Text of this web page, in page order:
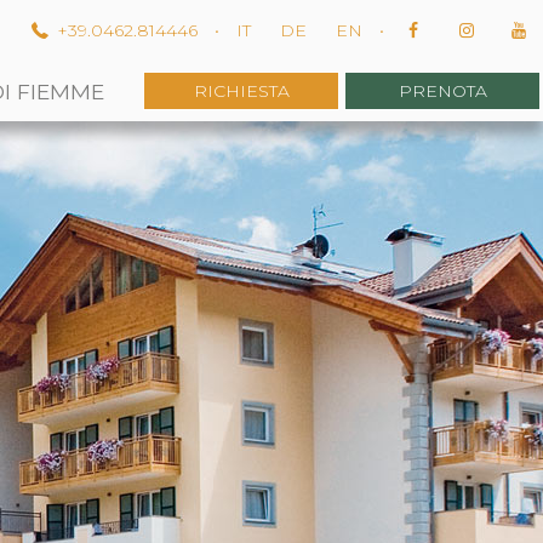
+39.0462.814446 • IT DE EN •
FIEMME RICHIESTA PRENOTA